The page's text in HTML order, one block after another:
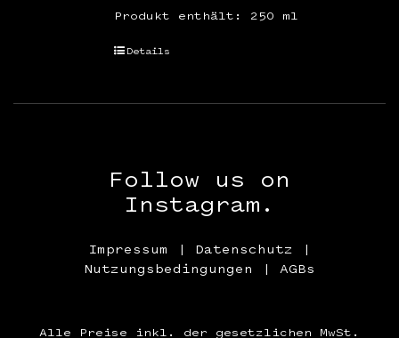
Produkt enthält: 250 ml
Details
Follow us on
Instagram.
Impressum | Datenschutz |
Nutzungsbedingungen | AGBs
Alle Preise inkl. der gesetzlichen MwSt.